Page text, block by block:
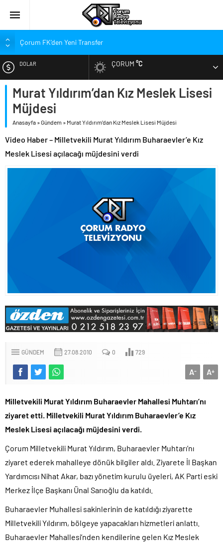
Çorum FK’den Yeni Transfer
Çorum’da Ailelere Ücretsiz Danışmanlık Desteği
Hastanede Nurcan Baykam’a Veda
Arca Çorum FK’nin Kasımpaşa ve Beşiktaş Maçı Tarihleri Belli
Oldu
Arca Çorum FK’nin Hazırlık Maçı Karnesi
Kupa Takvimi Belli Oldu: Arca Çorum FK Kupaya Ne Zaman Dahil
Olacak?
Dünya Şampiyonu Çorum’da Coşkuyla Karşılandı
1. Lig’de Yeni Sezon Bugün Açılıyor
DOLAR
EURO
ALTIN
BIST
ÇORUM°C
Murat Yıldırım’dan Kız Meslek Lisesi
Müjdesi
Anasayfa »Gündem » Murat Yıldırım’dan Kız Meslek Lisesi Müjdesi
Video Haber – Milletvekili Murat Yıldırım Buharaevler’e Kız
Meslek Lisesi açılacağı müjdesini verdi
GÜNDEM 27.08.2010 0 729
A+
A-
Milletvekili Murat Yıldırım Buharaevler Mahallesi Muhtarı’nı
ziyaret etti. Milletvekili Murat Yıldırım Buharaevler’e Kız
Meslek Lisesi açılacağı müjdesini verdi.
Çorum Milletvekili Murat Yıldırım, Buharaevler Muhtarı’nı
ziyaret ederek mahalleye dönük bilgiler aldı. Ziyarete İl Başkan
Yardımcısı Nihat Akar, bazı yönetim kurulu üyeleri, AK Parti eski
Merkez İlçe Başkanı Ünal Sarıoğlu da katıldı.
Buharaevler Muhallesi sakinlerinin de katıldığı ziyarette
Milletvekili Yıldırım, bölgeye yapacakları hizmetleri anlattı.
Buharaevler Mahallesi’nden kendilerine gelen Kız Meslek